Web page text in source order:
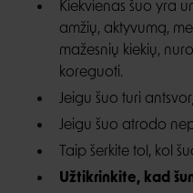
Kiekvienas šuo yra
amžių, aktyvumą,
mažesnių kiekių,
koreguoti.
Jeigu šuo turi
Jeigu šuo atrodo
Taip šerkite tol, kol
Užtikrinkite, kad